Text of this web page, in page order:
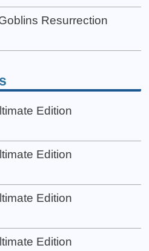
Resurrection
Edition
Edition
Edition
Edition